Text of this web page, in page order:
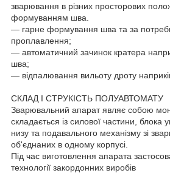
зварювання в різних просторових
формуванням шва.
— гарне формування шва та за
проплавлення;
— автоматичний зачинок кратера
шва;
— відпалювання вильоту дроту
СКЛАД І СТРУКІСТЬ ПОЛУАВТОМАТУ
Зварювальний апарат являє собою
складається із силової частини, блока
низу та подавального механізму зі
об'єднаних в одному корпусі.
Під час виготовлення апарата
технології закордонних виробів